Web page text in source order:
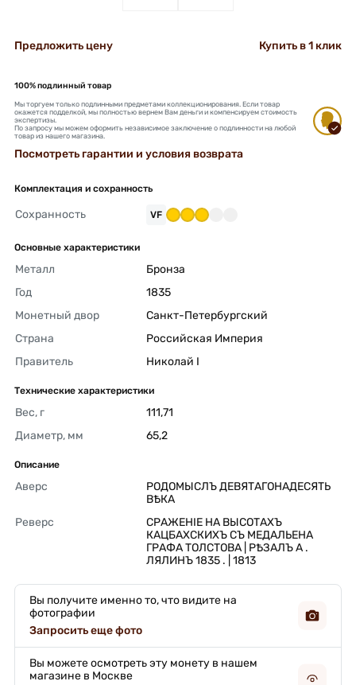
Предложить цену Купить в 1 клик
100% подлинный товар
Мы торгуем только подлинными предметами коллекционирования. Если товар
окажется подделкой, мы полностью вернем Вам деньги и компенсируем стоимость
экспертизы.
По запросу мы можем оформить независимое заключение о подлинности на любой
товар из нашего магазина.
Посмотреть гарантии и условия возврата
Комплектация и сохранность
Сохранность VF
Основные характеристики
Металл
Бронза
Год
1835
Монетный двор
Санкт-Петербургский
Страна
Российская Империя
Правитель
Николай I
Технические характеристики
Вес, г
111,71
Диаметр, мм
65,2
Описание
Аверс
РОДОМЫСЛЪ ДЕВЯТАГОНАДЕСЯТЬ
ВѢКА
Реверс
СРАЖЕНIЕ НА ВЫСОТАХЪ
КАЦБАХСКИХЪ СЪ МЕДАЛЬЕНА
ГРАФА ТОЛСТОВА | РѢЗАЛЪ А .
ЛЯЛИНЪ 1835 . | 1813
Вы получите именно то, что видите на
фотографии
Запросить еще фото
Вы можете осмотреть эту монету в нашем
магазине в Москве